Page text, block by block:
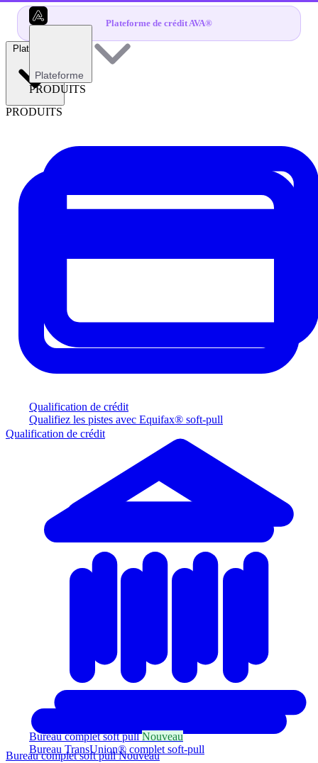
Plateforme de crédit AVA®
Plateforme
PRODUITS
Qualification de crédit
Qualifiez les pistes avec Equifax® soft-pull
Bureau complet soft pullNouveau
Bureau TransUnion® complet soft-pull
Plateforme
PRODUITS
Qualification de crédit
Bureau complet soft pullNouveau